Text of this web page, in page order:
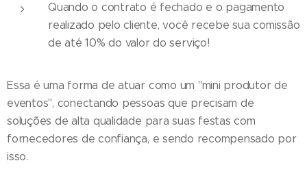
Quando o contrato é fechado e o pagamento
realizado pelo cliente, você recebe sua comissão
de até 10% do valor do serviço!
Essa é uma forma de atuar como um "mini produtor de
eventos", conectando pessoas que precisam de
soluções de alta qualidade para suas festas com
fornecedores de confiança, e sendo recompensado por
isso.